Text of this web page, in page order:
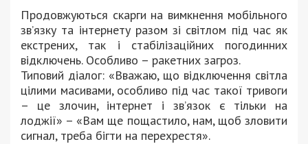
Продовжуються скарги на вимкнення мобільного
зв’язку та інтернету разом зі світлом під час як
екстрених, так і стабілізаційних погодинних
відключень. Особливо – ракетних загроз.
Типовий діалог: «Вважаю, що відключення світла
цілими масивами, особливо під час такої тривоги
– це злочин, інтернет і зв’язок є тільки на
лоджії» – «Вам ще пощастило, нам, щоб зловити
сигнал, треба бігти на перехрестя».